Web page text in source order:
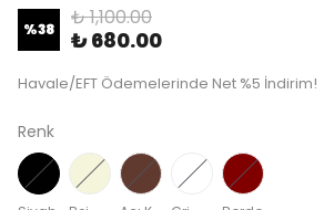
%38 ₺ 1,100.00
₺ 680.00
Havale/EFT Ödemelerinde Net %5 İndirim!
Renk